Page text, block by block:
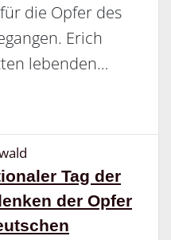
die Opfer des
Erich
lebenden…
Tag der
der Opfer